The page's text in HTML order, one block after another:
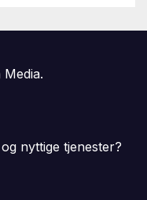
nyttige tjenester?